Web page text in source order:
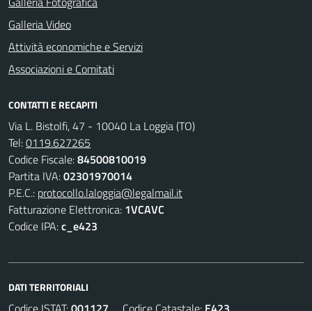
Galleria Video
Attività economiche e Servizi
Associazioni e Comitati
CONTATTI E RECAPITI
Via L. Bistolfi, 47 - 10040 La Loggia (TO)
Tel:0119.627265
Codice Fiscale:84500810019
Partita IVA:02301970014
P.E.C.: protocollo.laloggia@legalmail.it
Fatturazione Elettronica: 1VCAVC
Codice IPA:c_e423
DATI TERRITORIALI